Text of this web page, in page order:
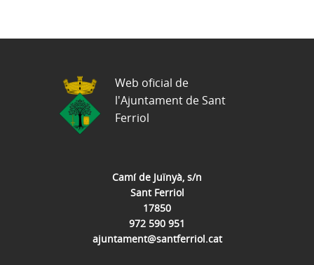
Camí de Juïnyà, s/n
Sant Ferriol
17850
972 590 951
ajuntament@santferriol.cat
Web oficial de
l'Ajuntament de Sant
Ferriol